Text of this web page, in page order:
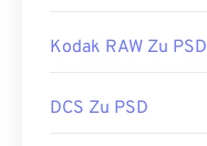
Kodak RAW Zu PSD
DCS Zu PSD